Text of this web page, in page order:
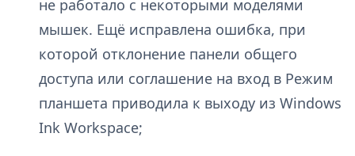
не работало с некоторыми моделями
мышек. Ещё исправлена ошибка, при
которой отклонение панели общего
доступа или соглашение на вход в Режим
планшета приводила к выходу из Windows
Ink Workspace;